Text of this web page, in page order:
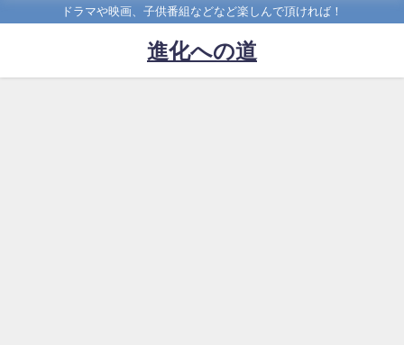
ドラマや映画、子供番組などなど楽しんで頂ければ！
進化への道